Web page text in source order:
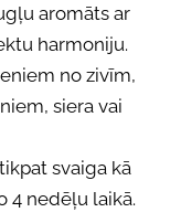
aromāts ar
harmoniju.
no zivīm,
siera vai
svaiga kā
4 nedēļu laikā.